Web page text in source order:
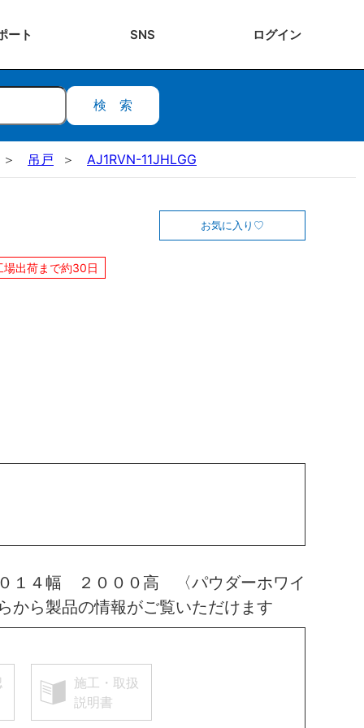
ート SNS ログイン
検索
吊戸 AJ1RVN-11JHLGG
お気に入り
場出荷まで約30日
４幅 ２０００高 〈パウダーホワイ
ら製品の情報がご覧いただけます
施工・取扱
説明書